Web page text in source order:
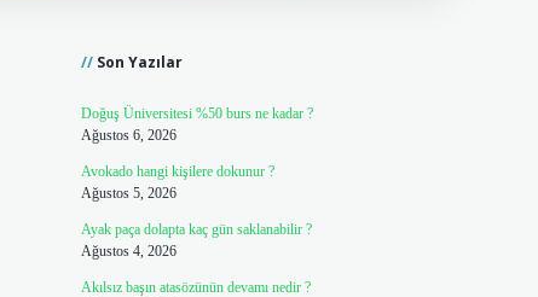
Son Yazılar
Doğuş Üniversitesi %50 burs ne kadar ?
Ağustos 6, 2026
Avokado hangi kişilere dokunur ?
Ağustos 5, 2026
Ayak paça dolapta kaç gün saklanabilir ?
Ağustos 4, 2026
Akılsız başın atasözünün devamı nedir ?